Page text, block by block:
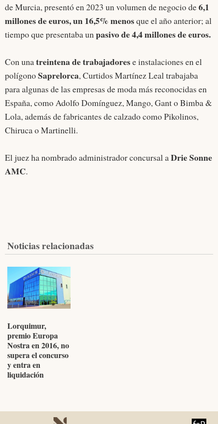
de Murcia, presentó en 2023 un volumen de negocio de6,1
millones de euros, un 16,5% menosque el año anterior; al
tiempo que presentaba unpasivo de 4,4 millones de euros.
Con unatreintena de trabajadorese instalaciones en el
polígonoSaprelorca, Curtidos Martínez Leal trabajaba
para algunas de las empresas de moda más reconocidas en
España, como Adolfo Domínguez, Mango, Gant o Bimba &
Lola, además de fabricantes de calzado como Pikolinos,
Chiruca o Martinelli.
El juez ha nombrado administrador concursal aDrie Sonne
AMC.
Noticias relacionadas
Lorquimur,
premio Europa
Nostra en 2016, no
supera el concurso
y entra en
liquidación